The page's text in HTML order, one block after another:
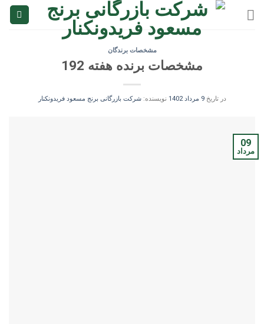
مشخصات برندگان
مشخصات برنده هفته 192
در تاریخ9 مرداد 1402 نویسنده:شرکت بازرگانی برنج مسعود فریدونکنار
09
مرداد